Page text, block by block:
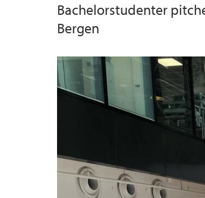
Bachelorstudenter
Bergen